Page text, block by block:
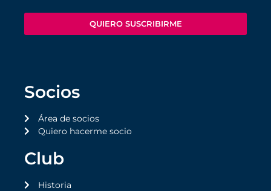
QUIERO SUSCRIBIRME
Socios
Área de socios
Quiero hacerme socio
Club
Historia